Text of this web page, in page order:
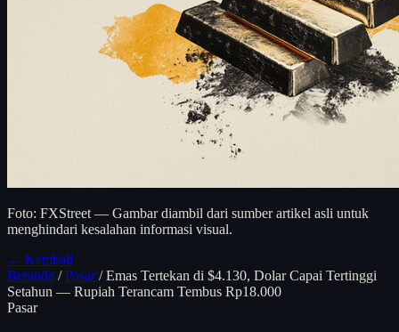
Foto: FXStreet — Gambar diambil dari sumber artikel asli untuk
menghindari kesalahan informasi visual.
← Kembali
Beranda / Pasar/ Emas Tertekan di $4.130, Dolar Capai Tertinggi
Setahun — Rupiah Terancam Tembus Rp18.000
Pasar